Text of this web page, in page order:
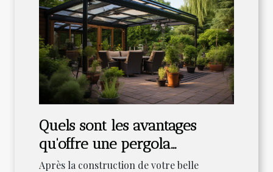
Quels sont les avantages
qu'offre une pergola
bioclimatique ?
Après la construction de votre belle